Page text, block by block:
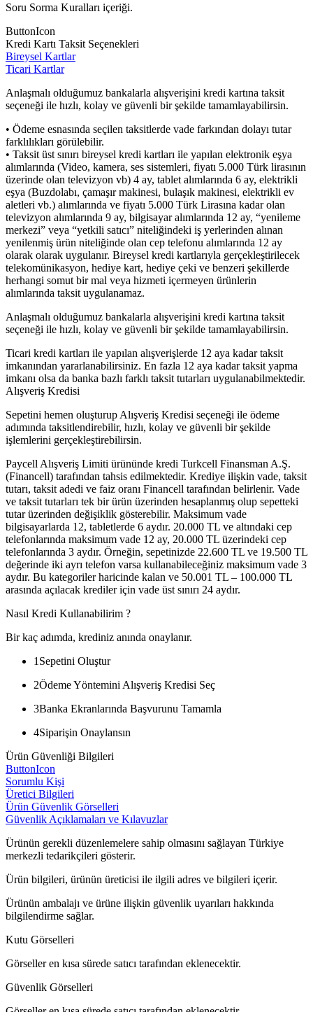
Soru Sorma Kuralları içeriği.
ButtonIcon
Kredi Kartı Taksit Seçenekleri
Bireysel Kartlar
Ticari Kartlar
Anlaşmalı olduğumuz bankalarla alışverişini kredi kartına taksit
seçeneği ile hızlı, kolay ve güvenli bir şekilde tamamlayabilirsin.
• Ödeme esnasında seçilen taksitlerde vade farkından dolayı tutar
farklılıkları görülebilir.
• Taksit üst sınırı bireysel kredi kartları ile yapılan elektronik eşya
alımlarında (Video, kamera, ses sistemleri, fiyatı 5.000 Türk lirasının
üzerinde olan televizyon vb) 4 ay, tablet alımlarında 6 ay, elektrikli
eşya (Buzdolabı, çamaşır makinesi, bulaşık makinesi, elektrikli ev
aletleri vb.) alımlarında ve fiyatı 5.000 Türk Lirasına kadar olan
televizyon alımlarında 9 ay, bilgisayar alımlarında 12 ay, “yenileme
merkezi” veya “yetkili satıcı” niteliğindeki iş yerlerinden alınan
yenilenmiş ürün niteliğinde olan cep telefonu alımlarında 12 ay
olarak olarak uygulanır. Bireysel kredi kartlarıyla gerçekleştirilecek
telekomünikasyon, hediye kart, hediye çeki ve benzeri şekillerde
herhangi somut bir mal veya hizmeti içermeyen ürünlerin
alımlarında taksit uygulanamaz.
Anlaşmalı olduğumuz bankalarla alışverişini kredi kartına taksit
seçeneği ile hızlı, kolay ve güvenli bir şekilde tamamlayabilirsin.
Ticari kredi kartları ile yapılan alışverişlerde 12 aya kadar taksit
imkanından yararlanabilirsiniz. En fazla 12 aya kadar taksit yapma
imkanı olsa da banka bazlı farklı taksit tutarları uygulanabilmektedir.
Alışveriş Kredisi
Sepetini hemen oluşturup Alışveriş Kredisi seçeneği ile ödeme
adımında taksitlendirebilir, hızlı, kolay ve güvenli bir şekilde
işlemlerini gerçekleştirebilirsin.
Paycell Alışveriş Limiti ürününde kredi Turkcell Finansman A.Ş.
(Financell) tarafından tahsis edilmektedir. Krediye ilişkin vade, taksit
tutarı, taksit adedi ve faiz oranı Financell tarafından belirlenir. Vade
ve taksit tutarları tek bir ürün üzerinden hesaplanmış olup sepetteki
tutar üzerinden değişiklik gösterebilir. Maksimum vade
bilgisayarlarda 12, tabletlerde 6 aydır. 20.000 TL ve altındaki cep
telefonlarında maksimum vade 12 ay, 20.000 TL üzerindeki cep
telefonlarında 3 aydır. Örneğin, sepetinizde 22.600 TL ve 19.500 TL
değerinde iki ayrı telefon varsa kullanabileceğiniz maksimum vade 3
aydır. Bu kategoriler haricinde kalan ve 50.001 TL – 100.000 TL
arasında açılacak krediler için vade üst sınırı 24 aydır.
Nasıl Kredi Kullanabilirim ?
Bir kaç adımda, krediniz anında onaylanır.
1 Sepetini Oluştur
2Ödeme Yöntemini Alışveriş Kredisi Seç
3Banka Ekranlarında Başvurunu Tamamla
4Siparişin Onaylansın
Ürün Güvenliği Bilgileri
ButtonIcon
Sorumlu Kişi
Üretici Bilgileri
Ürün Güvenlik Görselleri
Güvenlik Açıklamaları ve Kılavuzlar
Ürünün gerekli düzenlemelere sahip olmasını sağlayan Türkiye
merkezli tedarikçileri gösterir.
Ürün bilgileri, ürünün üreticisi ile ilgili adres ve bilgileri içerir.
Ürünün ambalajı ve ürüne ilişkin güvenlik uyarıları hakkında
bilgilendirme sağlar.
Kutu Görselleri
Görseller en kısa sürede satıcı tarafından eklenecektir.
Güvenlik Görselleri